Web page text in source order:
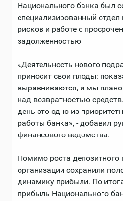
Национального банка был
специализированный отдел
рисков и работе с
задолженностью.
«Деятельность нового
приносит свои плоды:
выравниваются, и мы
над возвратностью
день это одно из
работы банка», - добавил
финансового ведомства.
Помимо роста депозитного
организации сохранили
динамику прибыли. По
прибыль Национального